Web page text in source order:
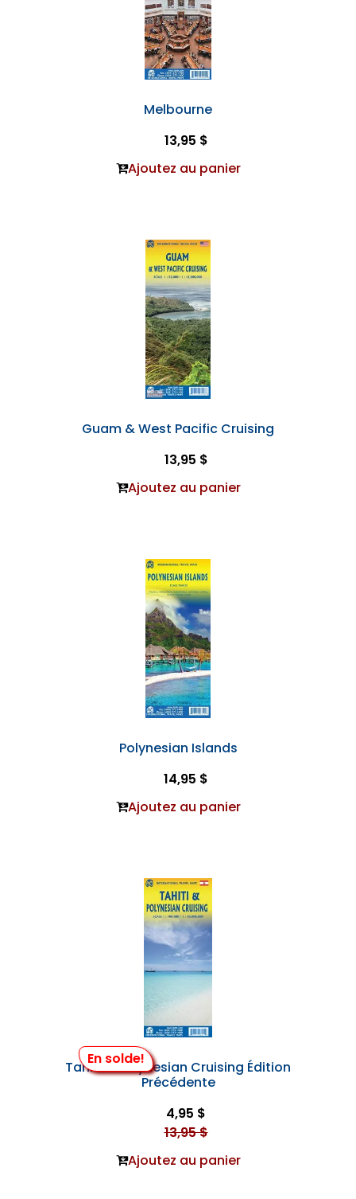
Melbourne
13,95 $
Ajoutez au panier
Guam & West Pacific Cruising
13,95 $
Ajoutez au panier
Polynesian Islands
14,95 $
Ajoutez au panier
En solde!
Tahiti & Polynesian Cruising Édition
Précédente
4,95 $
13,95 $
Ajoutez au panier